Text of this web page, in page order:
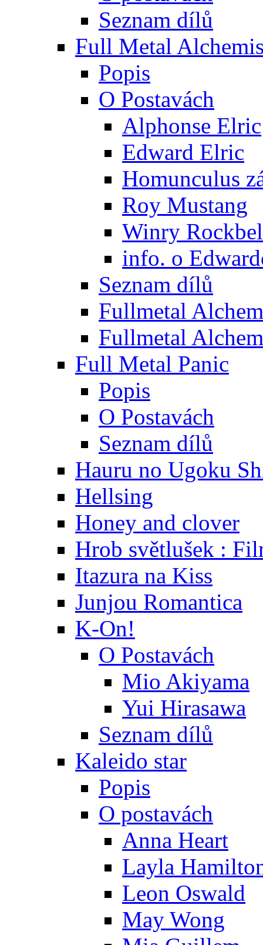
Seznam dílů
Full Metal
Popis
O Postavách
Alphonse Elric
Edward Elric
Homunculus
Roy Mustang
Winry
info. o
Seznam dílů
Fullmetal
Fullmetal
Full Metal Panic
Popis
O Postavách
Seznam dílů
Hauru no Ugoku
Hellsing
Honey and clover
Hrob světlušek :
Itazura na Kiss
Junjou Romantica
K-On!
O Postavách
Mio Akiyama
Yui Hirasawa
Seznam dílů
Kaleido star
Popis
O postavách
Anna Heart
Layla
Leon Oswald
May Wong